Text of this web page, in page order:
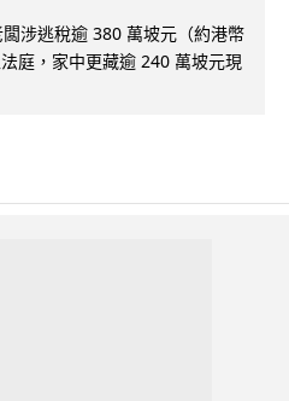
涉逃稅逾 380 萬坡元（約港幣
庭，家中更藏逾 240 萬坡元現